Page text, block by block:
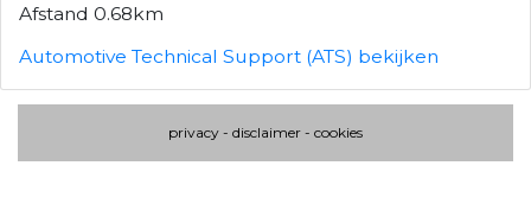
Afstand 0.68km
Automotive Technical Support (ATS) bekijken
privacy - disclaimer - cookies